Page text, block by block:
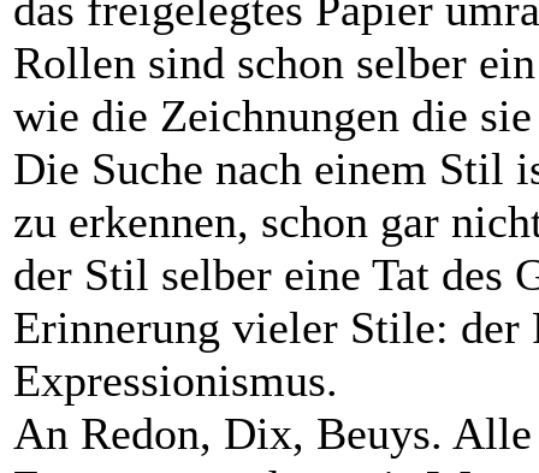
Rollen sind schon selber
wie die Zeichnungen die
Die Suche nach einem Stil
zu erkennen, schon gar
der Stil selber eine Tat des
Erinnerung vieler Stile: der
Expressionismus.
An Redon, Dix, Beuys.